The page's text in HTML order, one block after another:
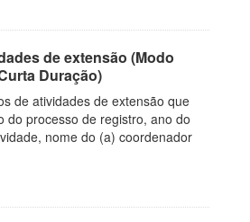
de extensão (Modo
Duração)
de atividades de extensão que
do processo de registro, ano do
nome do (a) coordenador